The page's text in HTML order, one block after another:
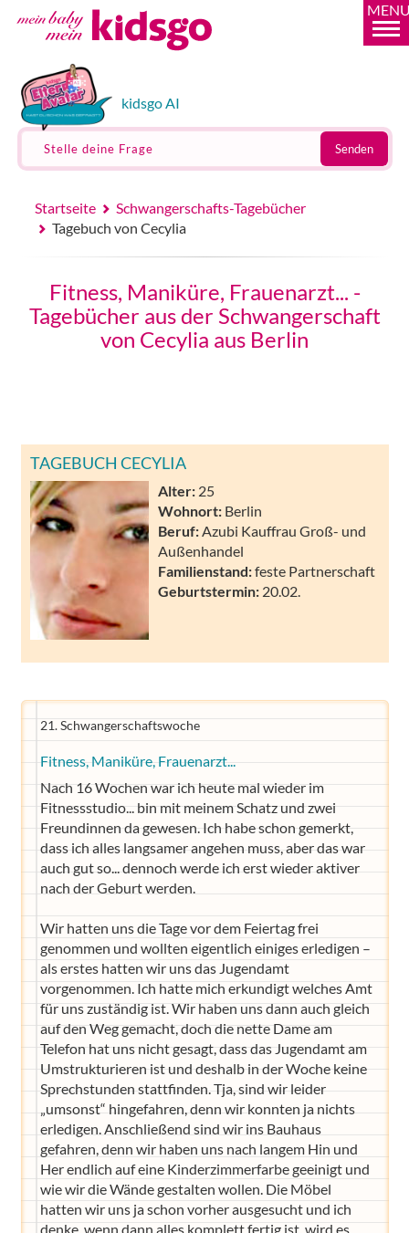
kidsgo AI
Stelle deine Frage Senden
Startseite
Schwangerschafts-Tagebücher
Tagebuch von Cecylia
Fitness, Maniküre, Frauenarzt... -
Tagebücher aus der Schwangerschaft
von Cecylia aus Berlin
TAGEBUCH CECYLIA
Alter: 25
Wohnort: Berlin
Beruf: Azubi Kauffrau Groß- und
Außenhandel
Familienstand:feste Partnerschaft
Geburtstermin: 20.02.
21. Schwangerschaftswoche
Fitness, Maniküre, Frauenarzt...
Nach 16 Wochen war ich heute mal wieder im
Fitnessstudio... bin mit meinem Schatz und zwei
Freundinnen da gewesen. Ich habe schon gemerkt,
dass ich alles langsamer angehen muss, aber das war
auch gut so... dennoch werde ich erst wieder aktiver
nach der Geburt werden.
Wir hatten uns die Tage vor dem Feiertag frei
genommen und wollten eigentlich einiges erledigen –
als erstes hatten wir uns das Jugendamt
vorgenommen. Ich hatte mich erkundigt welches Amt
für uns zuständig ist. Wir haben uns dann auch gleich
auf den Weg gemacht, doch die nette Dame am
Telefon hat uns nicht gesagt, dass das Jugendamt am
Umstrukturieren ist und deshalb in der Woche keine
Sprechstunden stattfinden. Tja, sind wir leider
„umsonst“ hingefahren, denn wir konnten ja nichts
erledigen. Anschließend sind wir ins Bauhaus
gefahren, denn wir haben uns nach langem Hin und
Her endlich auf eine Kinderzimmerfarbe geeinigt und
wie wir die Wände gestalten wollen. Die Möbel
hatten wir uns ja schon vorher ausgesucht und ich
denke, wenn dann alles komplett fertig ist, wird es